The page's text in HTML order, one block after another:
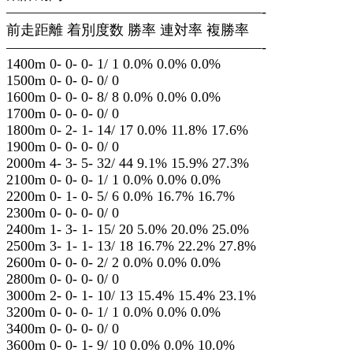
——————————————————-
前走距離 着別度数 勝率 連対率 複勝率
——————————————————-
1400m 0- 0- 0- 1/ 1 0.0% 0.0% 0.0%
1500m 0- 0- 0- 0/ 0
1600m 0- 0- 0- 8/ 8 0.0% 0.0% 0.0%
1700m 0- 0- 0- 0/ 0
1800m 0- 2- 1- 14/ 17 0.0% 11.8% 17.6%
1900m 0- 0- 0- 0/ 0
2000m 4- 3- 5- 32/ 44 9.1% 15.9% 27.3%
2100m 0- 0- 0- 1/ 1 0.0% 0.0% 0.0%
2200m 0- 1- 0- 5/ 6 0.0% 16.7% 16.7%
2300m 0- 0- 0- 0/ 0
2400m 1- 3- 1- 15/ 20 5.0% 20.0% 25.0%
2500m 3- 1- 1- 13/ 18 16.7% 22.2% 27.8%
2600m 0- 0- 0- 2/ 2 0.0% 0.0% 0.0%
2800m 0- 0- 0- 0/ 0
3000m 2- 0- 1- 10/ 13 15.4% 15.4% 23.1%
3200m 0- 0- 0- 1/ 1 0.0% 0.0% 0.0%
3400m 0- 0- 0- 0/ 0
3600m 0- 0- 1- 9/ 10 0.0% 0.0% 10.0%